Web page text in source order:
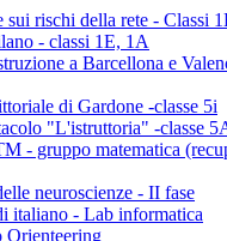
sui rischi della rete - Classi
- classi 1E, 1A
a Barcellona e
di Gardone -classe 5i
"L'istruttoria" -classe
- gruppo matematica
neuroscienze - II fase
italiano - Lab informatica
Orienteering